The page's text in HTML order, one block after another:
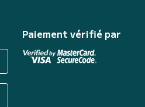
Paiement vérifié par